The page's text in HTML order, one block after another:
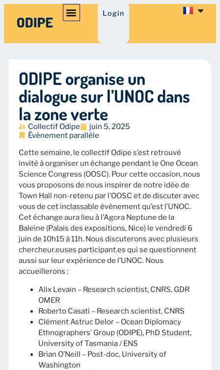
Login
ODIPE organise un
dialogue sur l’UNOC dans
la zone verte
Collectif Odipe
juin 5, 2025
Événement parallèle
Cette semaine, le collectif Odipe s’est retrouvé
invité à organiser un échange pendant le One Ocean
Science Congress (OOSC). Pour cette occasion, nous
vous proposons de nous inspirer de notre idée de
Town Hall non-retenu par l’OOSC et de discuter avec
vous de cet inclassable évènement qu’est l’UNOC.
Cet échange aura lieu à l’Agora Neptune de la
Baleine (Palais des expositions, Nice) le vendredi 6
juin de 10h15 à 11h. Nous discuterons avec plusieurs
chercheur.euses participant.es qui se questionnent
aussi sur leur expérience de l’UNOC. Nous
accueillerons :
Alix Levain – Research scientist, CNRS, GDR
OMER
Roberto Casati – Research scientist, CNRS
Clément Astruc Delor – Ocean Diplomacy
Ethnographers’ Group (ODIPE), PhD Student,
University of Tasmania / ENS
Brian O’Neill – Post-doc, University of
Washington